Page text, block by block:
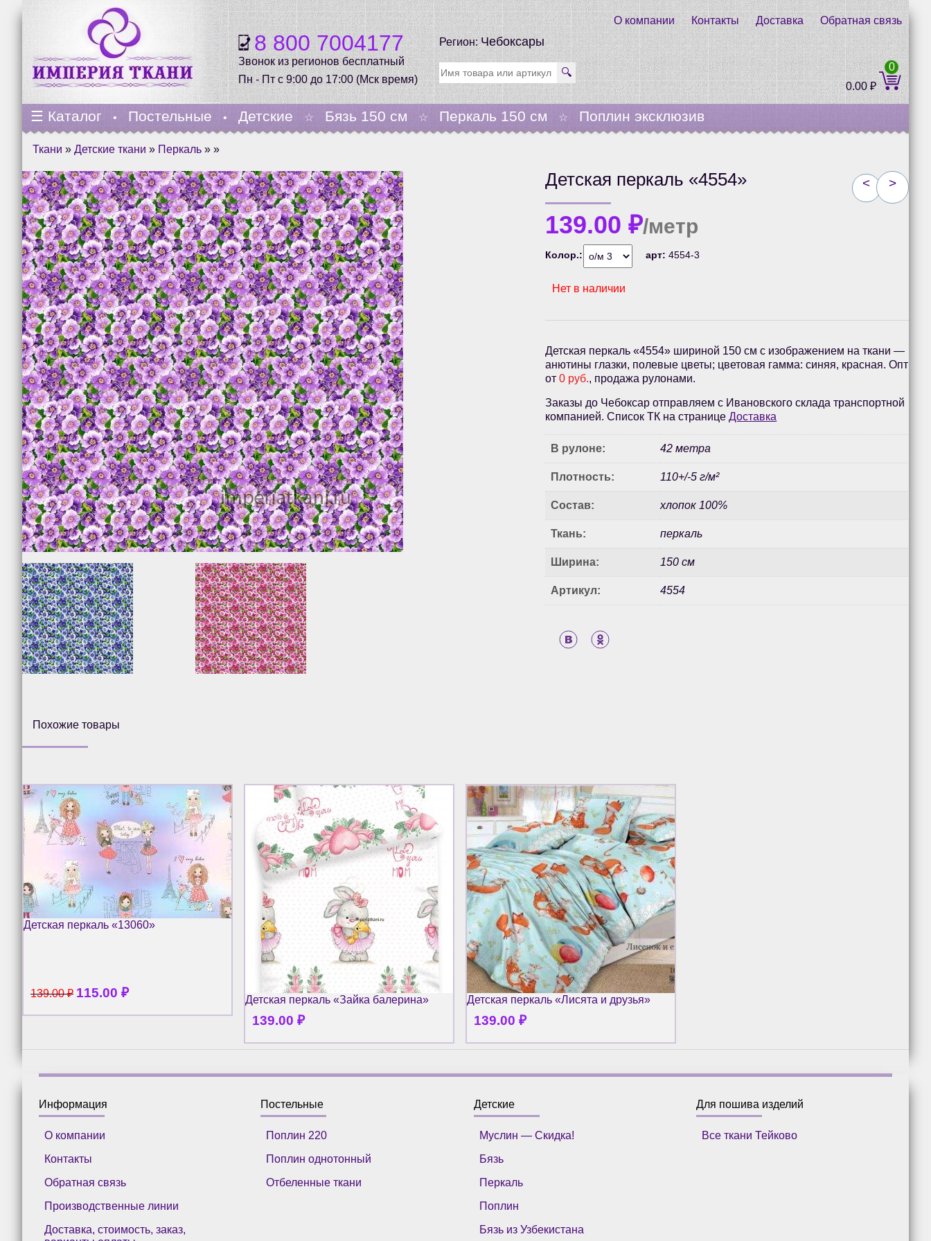
8 800 7004177
Звонок из регионов бесплатный
Пн - Пт с 9:00 до 17:00 (Мск время)
О компании Контакты Доставка
Обратная связь
Регион:Чебоксары
🔍
0.00₽
0
☰ Каталог • Постельные • Детские ☆ Бязь 150 см ☆ Перкаль 150 см ☆ Поплин эксклюзив
Ткани » Детские ткани » Перкаль » »
< >
Детская перкаль «4554»
139.00₽/метр
Колор.: арт:4554-3
Нет в наличии
Детская перкаль «4554» шириной 150 см с изображением на ткани —
анютины глазки, полевые цветы; цветовая гамма: синяя, красная. Опт
от0 руб., продажа рулонами.
Заказы до Чебоксар отправляем с Ивановского склада транспортной
компанией. Список ТК на страницеДоставка
В рулоне: 42 метра
Плотность: 110+/-5 г/м²
Состав: хлопок 100%
Ткань: перкаль
Ширина: 150 см
Артикул: 4554
Похожие товары
Детская перкаль «13060»
139.00₽ 115.00 ₽ Детская перкаль «Зайка балерина»
139.00 ₽
Детская перкаль «Лисята и друзья»
139.00 ₽
Информация
О компании
Контакты
Обратная связь
Производственные линии
Доставка, стоимость, заказ,
Постельные
Поплин 220
Поплин однотонный
Отбеленные ткани
Детские
Муслин — Скидка!
Бязь
Перкаль
Поплин
Бязь из Узбекистана
Для пошива изделий
Все ткани Тейково